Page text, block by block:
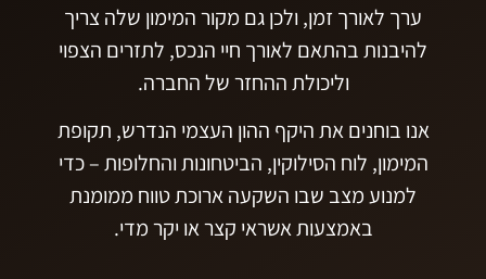
ערך לאורך זמן, ולכן גם מקור המימון שלה צריך
להיבנות בהתאם לאורך חיי הנכס, לתזרים הצפוי
וליכולת ההחזר של החברה.
אנו בוחנים את היקף ההון העצמי הנדרש, תקופת
המימון, לוח הסילוקין, הביטחונות והחלופות – כדי
למנוע מצב שבו השקעה ארוכת טווח ממומנת
באמצעות אשראי קצר או יקר מדי.